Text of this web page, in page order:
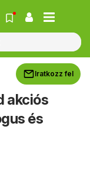
Iratkozz fel
akciós
és